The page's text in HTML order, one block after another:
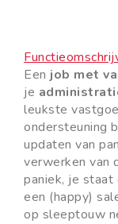
Een job met
je
leukste
ondersteuning
updaten van
verwerken van
paniek, je
een (happy)
op sleeptouw